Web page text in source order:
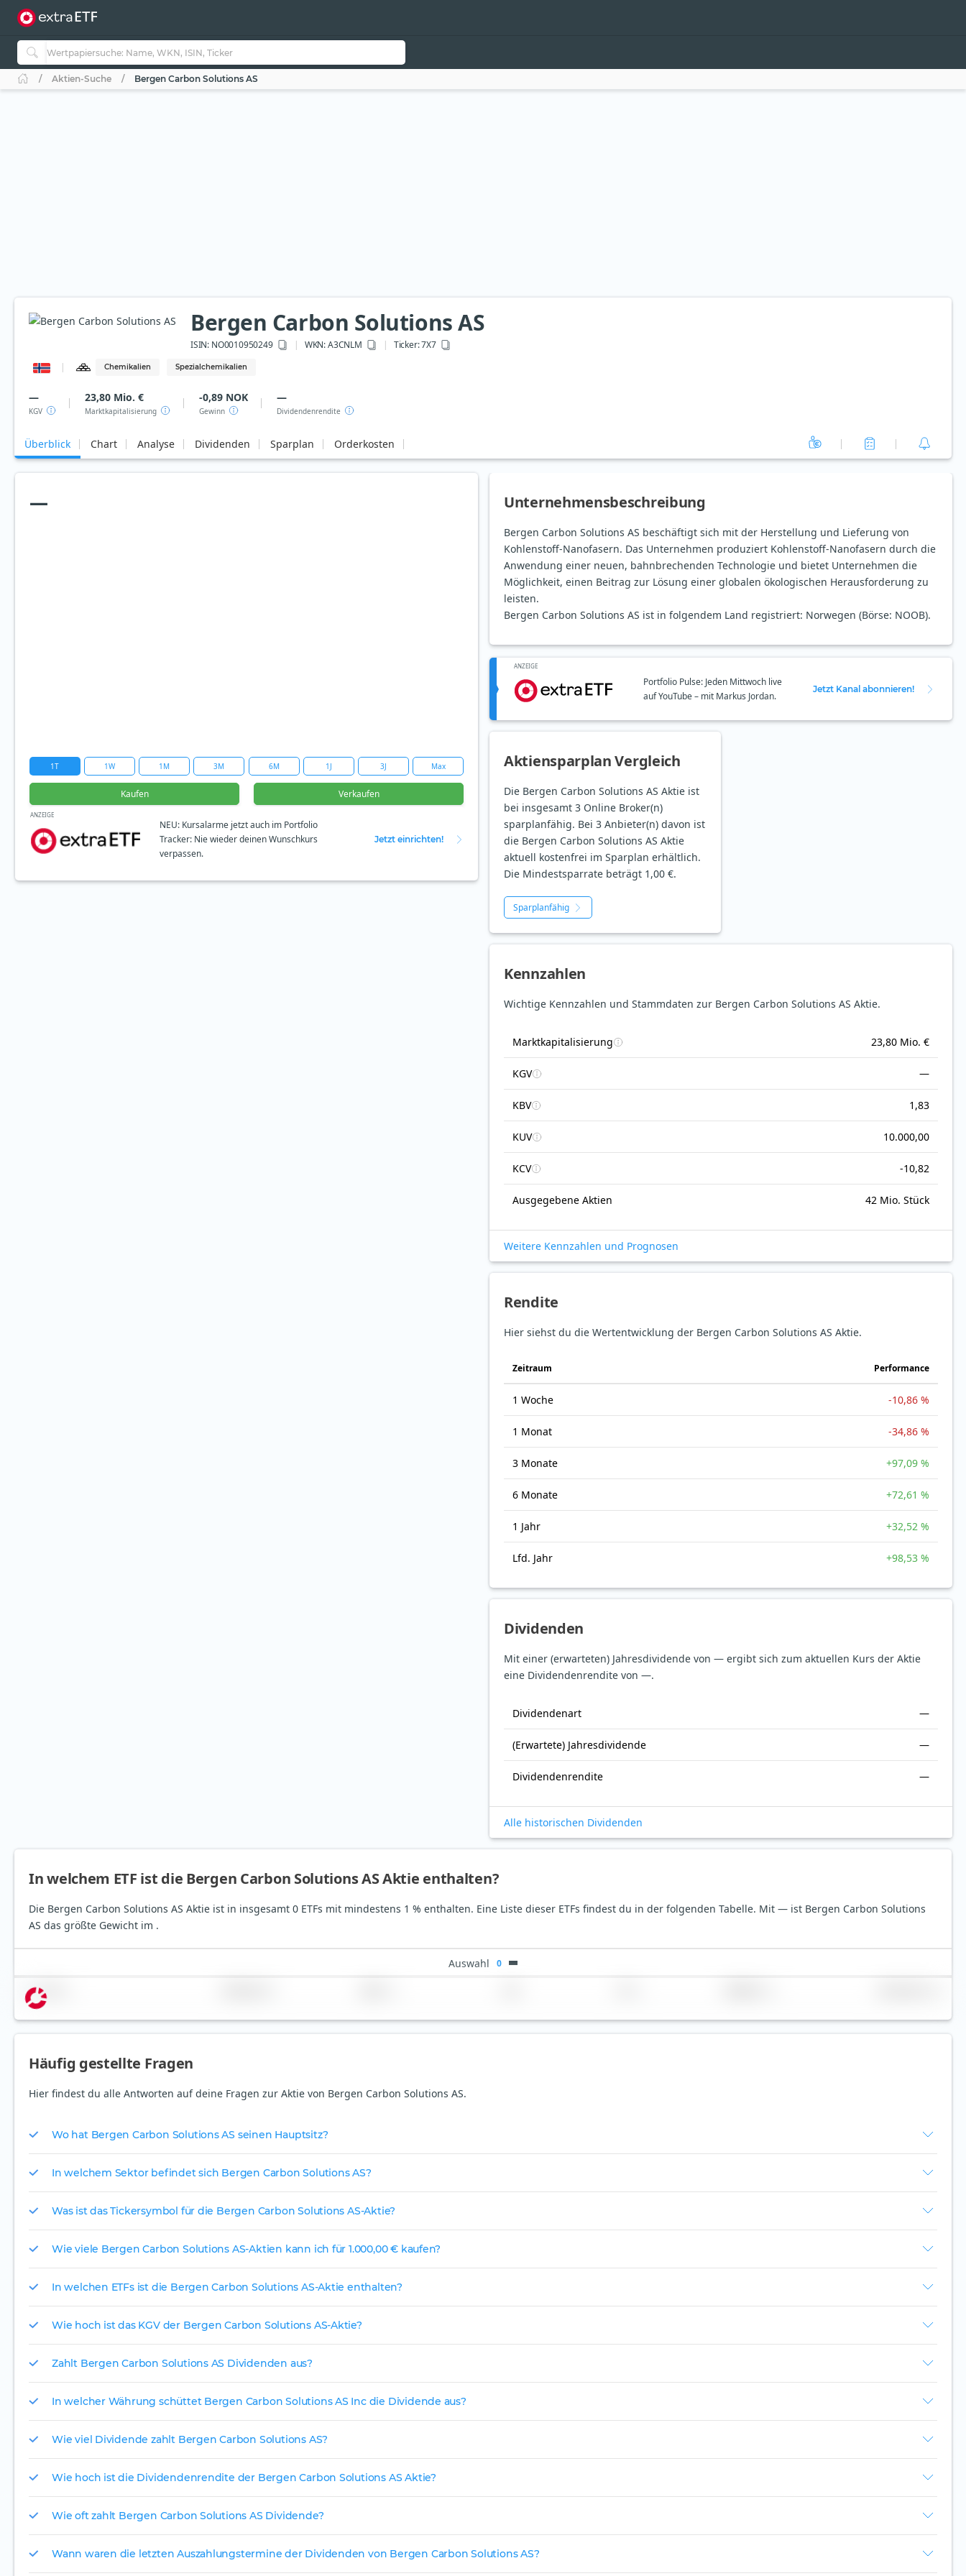
Aktien-Suche Bergen Carbon Solutions AS
Bergen Carbon Solutions AS
ISIN: NO0010950249 WKN: A3CNLM Ticker:7X7
Chemikalien Spezialchemikalien
—
KGV
23,80 Mio. €
Marktkapitalisierung
-0,89 NOK
Gewinn
—
Dividendenrendite
Überblick Chart Analyse Dividenden Sparplan Orderkosten
—
1T 1W 1M 3M 6M 1J 3J Max
Kaufen Verkaufen
ANZEIGE
NEU: Kursalarme jetzt auch im Portfolio
Tracker: Nie wieder deinen Wunschkurs
verpassen.
Jetzt einrichten!
Unternehmensbeschreibung
Bergen Carbon Solutions AS beschäftigt sich mit der Herstellung und Lieferung von
Kohlenstoff-Nanofasern. Das Unternehmen produziert Kohlenstoff-Nanofasern durch die
Anwendung einer neuen, bahnbrechenden Technologie und bietet Unternehmen die
Möglichkeit, einen Beitrag zur Lösung einer globalen ökologischen Herausforderung zu
leisten.
Bergen Carbon Solutions AS ist in folgendem Land registriert: Norwegen (Börse: NOOB).
ANZEIGE
Portfolio Pulse: Jeden Mittwoch live
auf YouTube – mit Markus Jordan.
Jetzt Kanal abonnieren!
Aktiensparplan Vergleich
Die Bergen Carbon Solutions AS Aktie ist
bei insgesamt 3 Online Broker(n)
sparplanfähig. Bei 3 Anbieter(n) davon ist
die Bergen Carbon Solutions AS Aktie
aktuell kostenfrei im Sparplan erhältlich.
Die Mindestsparrate beträgt 1,00 €.
Sparplanfähig
Kennzahlen
Wichtige Kennzahlen und Stammdaten zur Bergen Carbon Solutions AS Aktie.
Marktkapitalisierung 23,80 Mio. €
KGV —
KBV 1,83
KUV 10.000,00
KCV -10,82
Ausgegebene Aktien 42 Mio. Stück
Weitere Kennzahlen und Prognosen
Rendite
Hier siehst du die Wertentwicklung der Bergen Carbon Solutions AS Aktie.
Zeitraum Perfor­mance
1 Woche -10,86 %
1 Monat -34,86 %
3 Monate +97,09 %
6 Monate +72,61 %
1 Jahr +32,52 %
Lfd. Jahr +98,53 %
Dividenden
Mit einer (erwarteten) Jahresdividende von — ergibt sich zum aktuellen Kurs der Aktie
eine Dividendenrendite von —.
Dividendenart —
(Erwartete) Jahresdividende —
Dividendenrendite —
Alle historischen Dividenden
In welchem ETF ist die Bergen Carbon Solutions AS Aktie enthalten?
Die Bergen Carbon Solutions AS Aktie ist in insgesamt 0 ETFs mit mindestens 1 % enthalten. Eine Liste dieser ETFs findest du in der folgenden Tabelle. Mit — ist Bergen Carbon Solutions
AS das größte Gewicht im .
Auswahl 0
Name
Häufig gestellte Fragen
Hier findest du alle Antworten auf deine Fragen zur Aktie von Bergen Carbon Solutions AS.
Wo hat Bergen Carbon Solutions AS seinen Hauptsitz?
In welchem Sektor befindet sich Bergen Carbon Solutions AS?
Was ist das Tickersymbol für die Bergen Carbon Solutions AS-Aktie?
Wie viele Bergen Carbon Solutions AS-Aktien kann ich für 1.000,00 € kaufen?
In welchen ETFs ist die Bergen Carbon Solutions AS-Aktie enthalten?
Wie hoch ist das KGV der Bergen Carbon Solutions AS-Aktie?
Zahlt Bergen Carbon Solutions AS Dividenden aus?
In welcher Währung schüttet Bergen Carbon Solutions AS Inc die Dividende aus?
Wie viel Dividende zahlt Bergen Carbon Solutions AS?
Wie hoch ist die Dividendenrendite der Bergen Carbon Solutions AS Aktie?
Wie oft zahlt Bergen Carbon Solutions AS Dividende?
Wann waren die letzten Auszahlungstermine der Dividenden von Bergen Carbon Solutions AS?